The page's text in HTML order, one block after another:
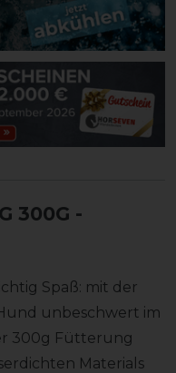
300G -
Spaß: mit der
unbeschwert im
300g Fütterung
Materials